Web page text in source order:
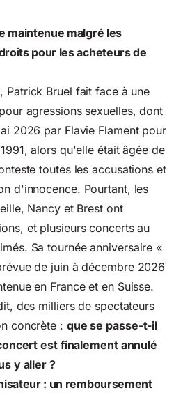
maintenue malgré les
pour les acheteurs de
Patrick Bruel fait face à une
agressions sexuelles, dont
2026 par Flavie Flament pour
alors qu'elle était âgée de
toutes les accusations et
d'innocence. Pourtant, les
Nancy et Brest ont
et plusieurs concerts au
Sa tournée anniversaire «
de juin à décembre 2026
en France et en Suisse.
des milliers de spectateurs
concrète : que se passe-t-il
est finalement annulé
y aller ?
: un remboursement